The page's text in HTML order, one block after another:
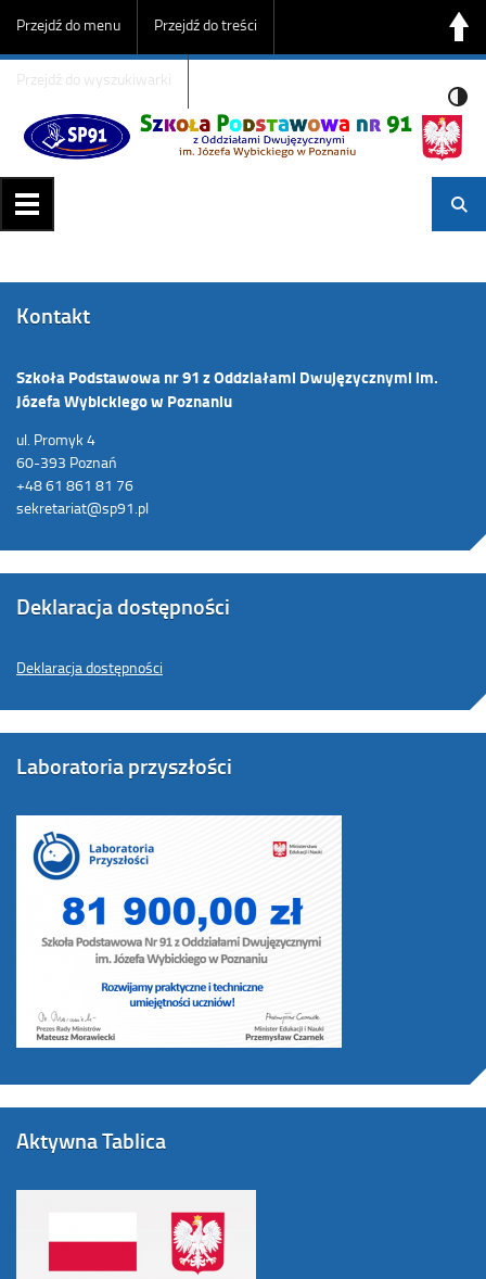
Przejdź do menu Przejdź do treści
Przejdź do wyszukiwarki
Kontakt
Szkoła Podstawowa nr 91 z Oddziałami Dwujęzycznymi im.
Józefa Wybickiego w Poznaniu
ul. Promyk 4
60-393 Poznań
+48 61 861 81 76
sekretariat@sp91.pl
Deklaracja dostępności
Deklaracja dostępności
Laboratoria przyszłości
Aktywna Tablica